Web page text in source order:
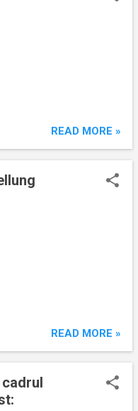
READ MORE »
READ MORE »